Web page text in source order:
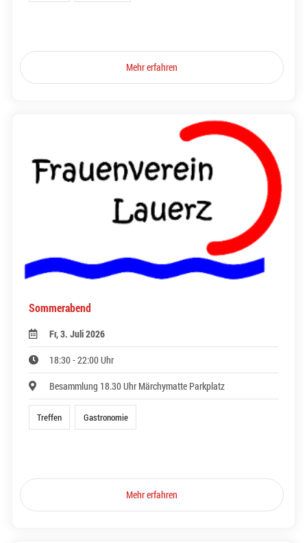
Mehr erfahren
Sommerabend
Fr, 3. Juli 2026
18:30 - 22:00 Uhr
Besammlung 18.30 Uhr Märchymatte Parkplatz
Treffen Gastronomie
Mehr erfahren